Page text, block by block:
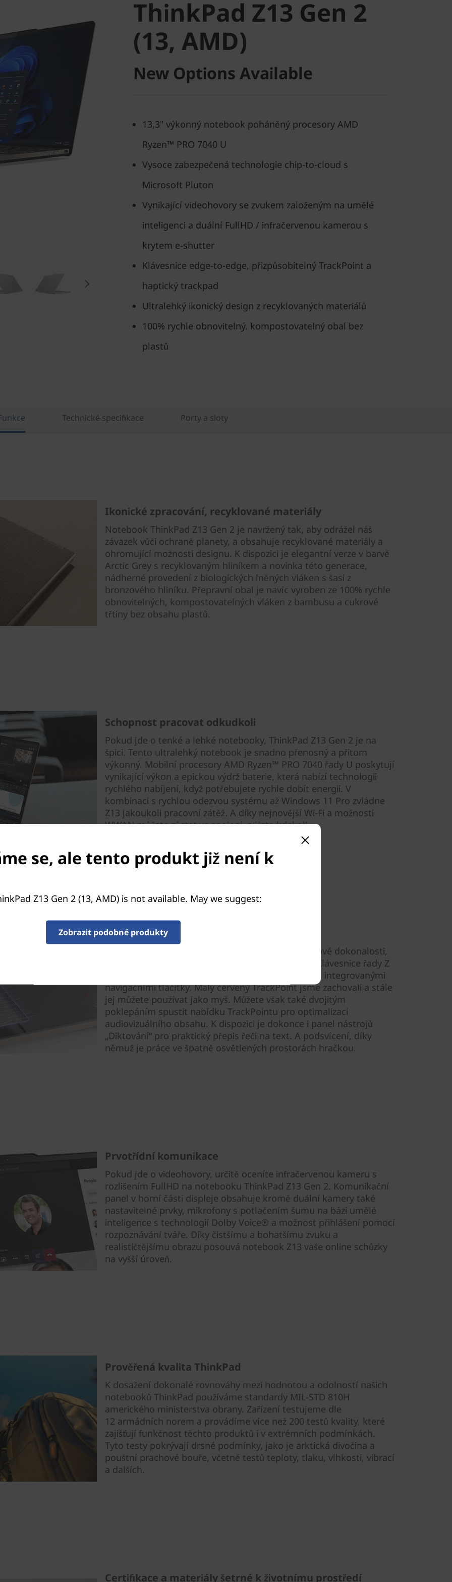
(13, AMD)
ThinkPad Z13 Gen 2
(13, AMD)
New Options Available
13,3" výkonný notebook poháněný procesory AMD
Ryzen™ PRO 7040 U
Vysoce zabezpečená technologie chip-to-cloud s
Microsoft Pluton
Vynikající videohovory se zvukem založeným na umělé
inteligenci a duální FullHD / infračervenou kamerou s
krytem e-shutter
Klávesnice edge-to-edge, přizpůsobitelný TrackPoint a
haptický trackpad
Ultralehký ikonický design z recyklovaných materiálů
100% rychle obnovitelný, kompostovatelný obal bez
plastů
Technické specifikace Porty a sloty
Ikonické zpracování, recyklované materiály
Notebook ThinkPad Z13 Gen 2 je navržený tak, aby odrážel náš
závazek vůči ochraně planety, a obsahuje recyklované materiály a
ohromující možnosti designu. K dispozici je elegantní verze v barvě
Arctic Grey s recyklovaným hliníkem a novinka této generace,
nádherné provedení z biologických lněných vláken s šasi z
bronzového hliníku. Přepravní obal je navíc vyroben ze 100% rychle
obnovitelných, kompostovatelných vláken z bambusu a cukrové
třtiny bez obsahu plastů.
Schopnost pracovat odkudkoli
Pokud jde o tenké a lehké notebooky, ThinkPad Z13 Gen 2 je na
špici. Tento ultralehký notebook je snadno přenosný a přitom
výkonný. Mobilní procesory AMD Ryzen™ PRO 7040 řady U poskytují
vynikající výkon a epickou výdrž baterie, která nabízí technologii
rychlého nabíjení, když potřebujete rychle dobít energii. V
kombinaci s rychlou odezvou systému až Windows 11 Pro zvládne
Z13 jakoukoli pracovní zátěž. A díky nejnovější Wi-Fi a možnosti
WWAN můžete zůstat ve spojení, ať jste kdekoli.
Ještě lepší než naše klasická klávesnice
Zatímco klávesnice ThinkPad je příkladem nadčasové dokonalosti,
notebooky řady ThinkPad Z jdou ještě o krok dál. Klávesnice řady Z
jsou vybaveny skleněným haptickým trackpadem s integrovanými
navigačními tlačítky. Malý červený TrackPoint jsme zachovali a stále
jej můžete používat jako myš. Můžete však také dvojitým
poklepáním spustit nabídku TrackPointu pro optimalizaci
audiovizuálního obsahu. K dispozici je dokonce i panel nástrojů
„Diktování“ pro praktický přepis řeči na text. A podsvícení, díky
němuž je práce ve špatně osvětlených prostorách hračkou.
Prvotřídní komunikace
Pokud jde o videohovory, určitě oceníte infračervenou kameru s
rozlišením FullHD na notebooku ThinkPad Z13 Gen 2. Komunikační
panel v horní části displeje obsahuje kromě duální kamery také
nastavitelné prvky, mikrofony s potlačením šumu na bázi umělé
inteligence s technologií Dolby Voice® a možnost přihlášení pomocí
rozpoznávání tváře. Díky čistšímu a bohatšímu zvuku a
realističtějšímu obrazu posouvá notebook Z13 vaše online schůzky
na vyšší úroveň.
Prověřená kvalita ThinkPad
K dosažení dokonalé rovnováhy mezi hodnotou a odolností našich
notebooků ThinkPad používáme standardy MIL-STD 810H
amerického ministerstva obrany. Zařízení testujeme dle
12 armádních norem a provádíme více než 200 testů kvality, které
zajišťují funkčnost těchto produktů i v extrémních podmínkách.
Tyto testy pokrývají drsné podmínky, jako je arktická divočina a
pouštní prachové bouře, včetně testů teploty, tlaku, vlhkosti, vibrací
a dalších.
Certifikace a materiály šetrné k životnímu prostředí
se, ale tento produkt již není k
Z13 Gen 2 (13, AMD) is not available. May we suggest:
Zobrazit podobné produkty